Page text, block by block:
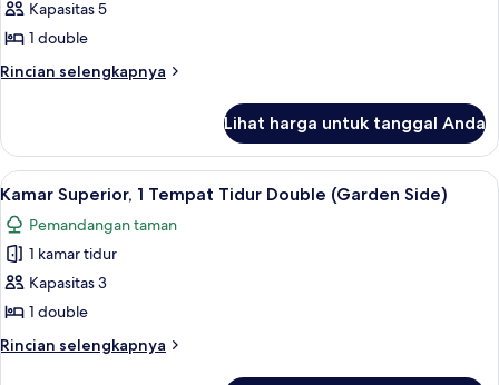
1
Tempat
Tidur
Double,
pinggir
kolam
renang
(Superior)
Kapasitas 5
1 double
Rincian selengkapnya
Rincian
Kamar
Keluarga,
1
Tempat
Tidur
Double,
di
pinggir
kolam
(Superior)
Lihat harga untuk tanggal Anda
Lihat
semua
foto
untuk
Kamar
Superior,
1
Tempat
Minibar, brankas, setrika/meja
15
Kamar Superior, 1 Tempat Tidur Double (Garden Side)
Pemandangan taman
1 kamar tidur
Kapasitas 3
1 double
Rincian selengkapnya
Rincian